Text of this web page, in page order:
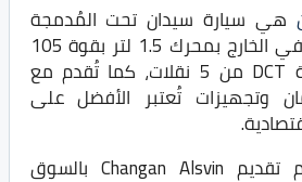
هي سيارة سيدان تحت المُدمجة
صغيرة الحجم، تُقدم في الخارج بمحرك 1.5 لتر بقوة 105
حصان مع ناقل حركة DCT من 5 نقلات، كما تُقدم مع
وتجهيزات تُعتبر الأفضل على
من المتوقع ان يتم تقديم Changan Alsvin بالسوق